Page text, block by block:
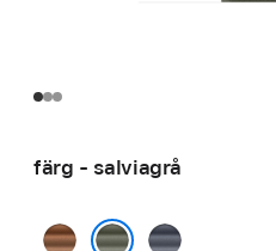
färg - salviagrå
kola marin